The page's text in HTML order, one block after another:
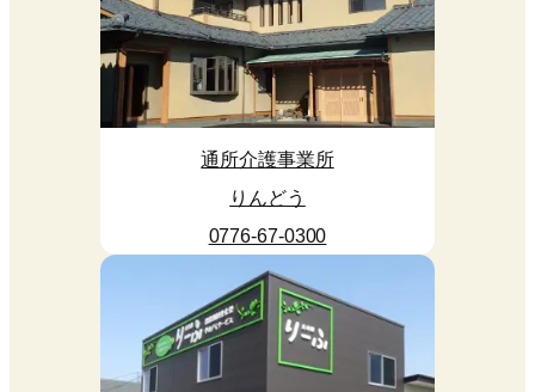
通所介護事業所
りんどう
0776-67-0300